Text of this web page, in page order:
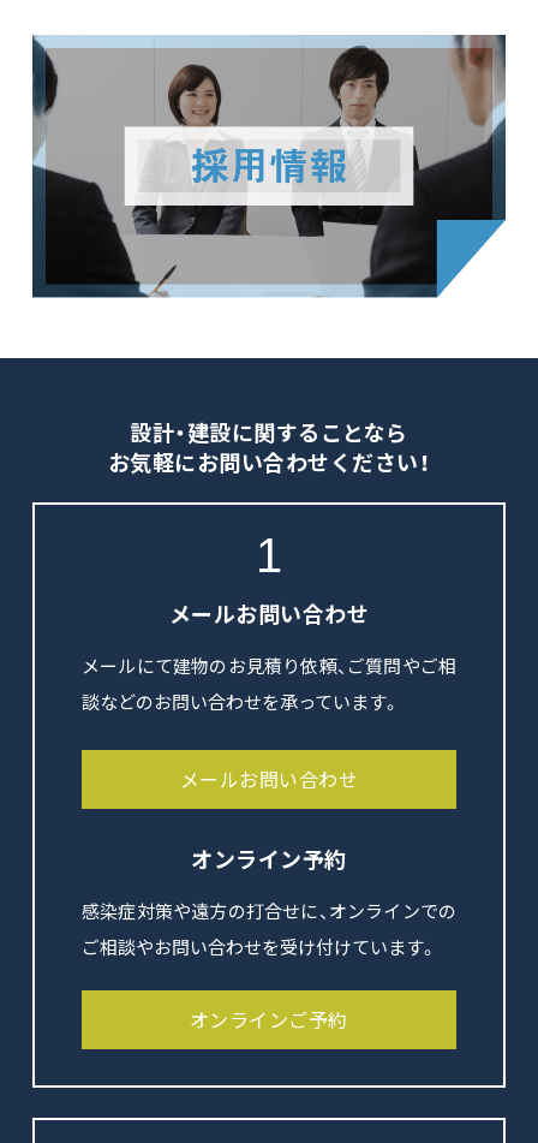
設計・建設に関することなら
お気軽にお問い合わせください！
1
メールお問い合わせ
メールにて建物のお見積り依頼、ご質問やご相
談などのお問い合わせを承っています。
メールお問い合わせ
オンライン予約
感染症対策や遠方の打合せに、オンラインでの
ご相談やお問い合わせを受け付けています。
オンラインご予約